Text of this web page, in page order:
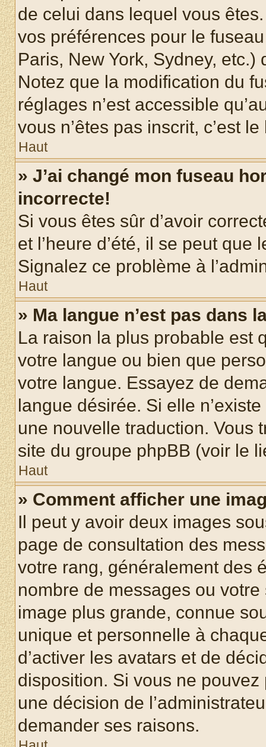
de celui dans lequel vous
vos préférences pour le
Paris, New York, Sydney, etc.)
Notez que la modification du
réglages n’est accessible
vous n’êtes pas inscrit, c’est
Haut
» J’ai changé mon fuseau
incorrecte!
Si vous êtes sûr d’avoir
et l’heure d’été, il se peut que
Signalez ce problème à
Haut
» Ma langue n’est pas dans
La raison la plus probable est
votre langue ou bien que
votre langue. Essayez de
langue désirée. Si elle
une nouvelle traduction. Vous
site du groupe phpBB (voir le
Haut
» Comment afficher une
Il peut y avoir deux images
page de consultation des
votre rang, généralement des
nombre de messages ou
image plus grande, connue
unique et personnelle à
d’activer les avatars et de
disposition. Si vous ne pouvez
une décision de
demander ses raisons.